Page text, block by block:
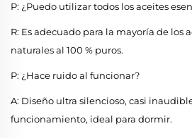
P: ¿Puedo utilizar todos los aceites
R: Es adecuado para la mayoría de los
naturales al 100 % puros.
P: ¿Hace ruido al funcionar?
A: Diseño ultra silencioso, casi
funcionamiento, ideal para dormir.